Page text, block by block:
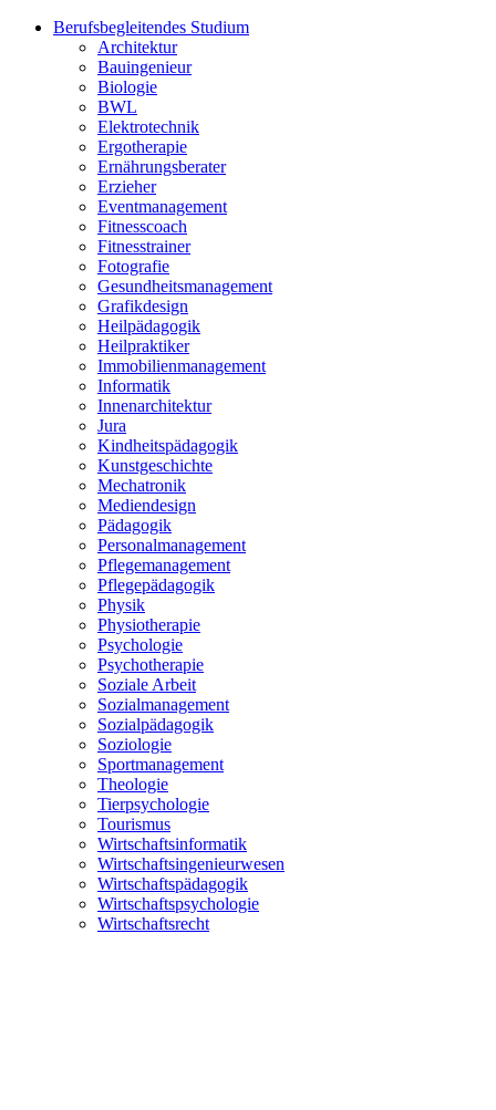
Berufsbegleitendes Studium
Architektur
Bauingenieur
Biologie
BWL
Elektrotechnik
Ergotherapie
Ernährungsberater
Erzieher
Eventmanagement
Fitnesscoach
Fitnesstrainer
Fotografie
Gesundheitsmanagement
Grafikdesign
Heilpädagogik
Heilpraktiker
Immobilienmanagement
Informatik
Innenarchitektur
Jura
Kindheitspädagogik
Kunstgeschichte
Mechatronik
Mediendesign
Pädagogik
Personalmanagement
Pflegemanagement
Pflegepädagogik
Physik
Physiotherapie
Psychologie
Psychotherapie
Soziale Arbeit
Sozialmanagement
Sozialpädagogik
Soziologie
Sportmanagement
Theologie
Tierpsychologie
Tourismus
Wirtschaftsinformatik
Wirtschaftsingenieurwesen
Wirtschaftspädagogik
Wirtschaftspsychologie
Wirtschaftsrecht